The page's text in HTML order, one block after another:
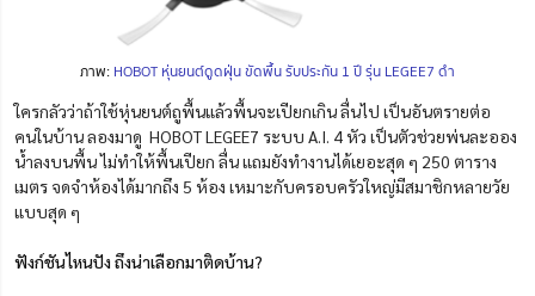
ภาพ: HOBOT หุ่นยนต์ดูดฝุ่น ขัดพื้น รับประกัน 1 ปี รุ่น LEGEE7 ดำ
ใครกลัวว่าถ้าใช้หุ่นยนต์ถูพื้นแล้วพื้นจะเปียกเกิน ลื่นไป เป็นอันตรายต่อ
คนในบ้าน ลองมาดู HOBOT LEGEE7 ระบบ A.I. 4 หัว เป็นตัวช่วยพ่นละออง
น้ำลงบนพื้น ไม่ทำให้พื้นเปียก ลื่น แถมยังทำงานได้เยอะสุด ๆ 250 ตาราง
เมตร จดจำห้องได้มากถึง 5 ห้อง เหมาะกับครอบครัวใหญ่มีสมาชิกหลายวัย
แบบสุด ๆ
ฟังก์ชันไหนปัง ถึงน่าเลือกมาติดบ้าน?